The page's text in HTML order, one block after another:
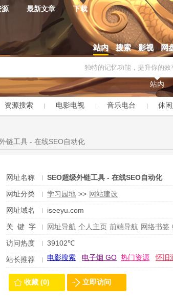
源 最新文章 下载
站内 搜索 影视 网
站内
资源搜索 电影电视 音乐电台 休
链工具 - 在线SEO自动化
网址名称
SEO超级外链工具 - 在线SEO自动化
网址分类
学习园地 >> 网站建设
网址域名
iseeyu.com
关 键 字
网址导航 个人主页 前端导航 网络书签
访问热度
39102℃
站长推荐
电影搜索 电子烟 GO 热门资源 怀旧
收藏 (0) 立即访问